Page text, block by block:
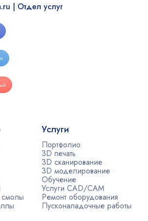
| Отдел услуг
Услуги
Портфолио
3D печать
3D сканирование
3D моделирование
Обучение
Услуги CAD/CAM
Ремонт оборудования
Пусконаладочные работы